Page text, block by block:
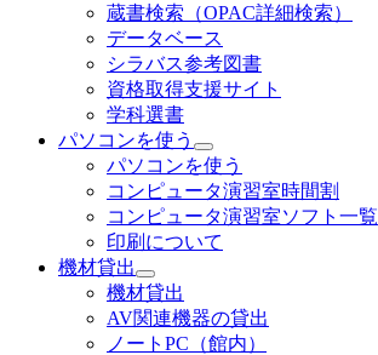
蔵書検索（OPAC詳細検索）
データベース
シラバス参考図書
資格取得支援サイト
学科選書
パソコンを使う
パソコンを使う
コンピュータ演習室時間割
コンピュータ演習室ソフト一覧
印刷について
機材貸出
機材貸出
AV関連機器の貸出
ノートPC（館内）